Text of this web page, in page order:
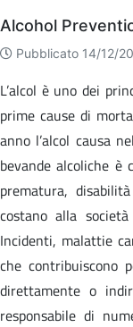
Eventi
Alcohol
Pubblicato 14/12/
L’alcol è uno dei
prime cause di
anno l’alcol causa
bevande alcoliche è
prematura,
costano alla
Incidenti, malattie
che
direttamente o
responsabile di